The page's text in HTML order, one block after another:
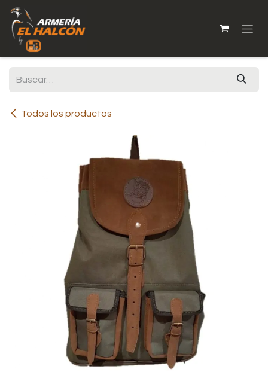
Ir al contenido
Todos los productos